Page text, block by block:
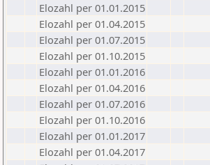
Elozahl per 01.01.2015
Elozahl per 01.04.2015
Elozahl per 01.07.2015
Elozahl per 01.10.2015
Elozahl per 01.01.2016
Elozahl per 01.04.2016
Elozahl per 01.07.2016
Elozahl per 01.10.2016
Elozahl per 01.01.2017
Elozahl per 01.04.2017